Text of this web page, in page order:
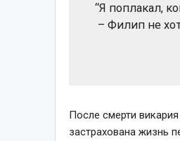
“Я поплакал,
– Филип не
После смерти
застрахована жизнь